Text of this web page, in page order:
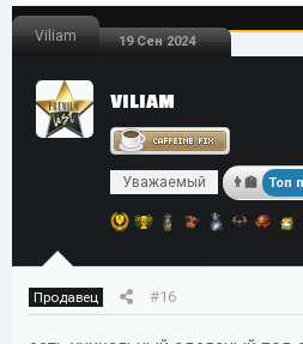
Viliam 19 Сен 2024
VILIAM
Уважаемый Топ
Продавец #16